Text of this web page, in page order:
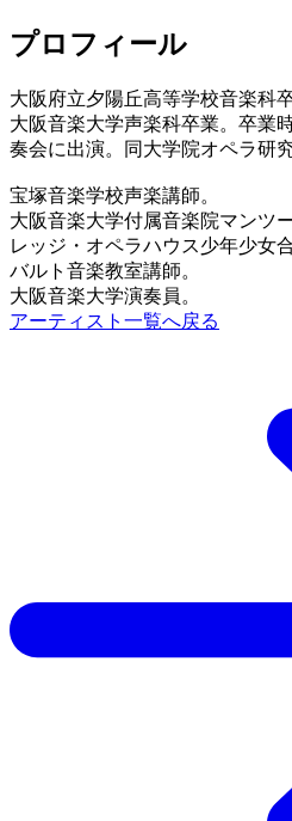
プロフィール
大阪府立夕陽丘高等学校音楽科卒
大阪音楽大学声楽科卒業。卒業
奏会に出演。同大学院オペラ研
宝塚音楽学校声楽講師。
大阪音楽大学付属音楽院マンツ
レッジ・オペラハウス少年少女
バルト音楽教室講師。
大阪音楽大学演奏員。
アーティスト一覧へ戻る